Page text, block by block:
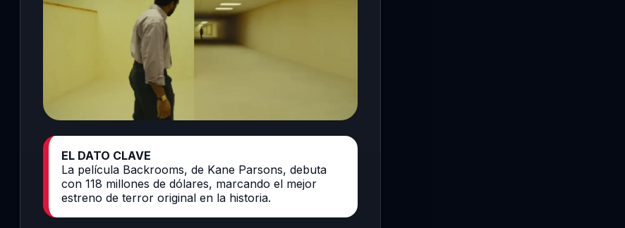
EL DATO CLAVE
La película Backrooms, de Kane Parsons, debuta
con 118 millones de dólares, marcando el mejor
estreno de terror original en la historia.